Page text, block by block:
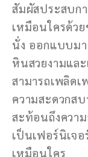
สัมผัสประสบก
เหมือนใครด้ว
นั่ง ออกแบบม
หินสวยงามแล
สามารถเพลิด
ความสะดวกส
สะท้อนถึงควา
เป็นเฟอร์นิเจ
เหมือนใคร